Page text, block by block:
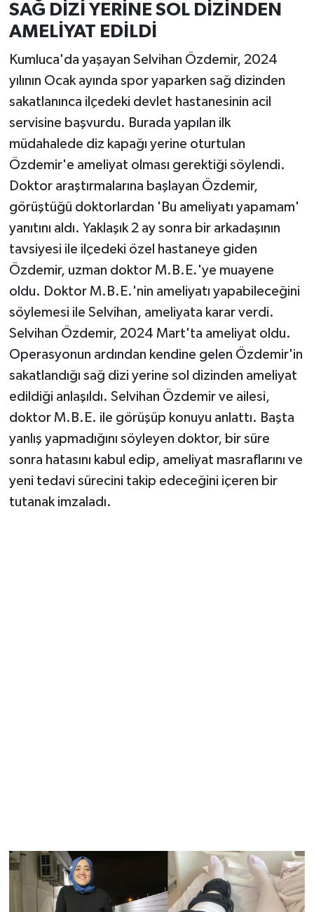
SAĞ DİZİ YERİNE SOL DİZİNDEN
AMELİYAT EDİLDİ
Kumluca'da yaşayan Selvihan Özdemir, 2024
yılının Ocak ayında spor yaparken sağ dizinden
sakatlanınca ilçedeki devlet hastanesinin acil
servisine başvurdu. Burada yapılan ilk
müdahalede diz kapağı yerine oturtulan
Özdemir'e ameliyat olması gerektiği söylendi.
Doktor araştırmalarına başlayan Özdemir,
görüştüğü doktorlardan 'Bu ameliyatı yapamam'
yanıtını aldı. Yaklaşık 2 ay sonra bir arkadaşının
tavsiyesi ile ilçedeki özel hastaneye giden
Özdemir, uzman doktor M.B.E.'ye muayene
oldu. Doktor M.B.E.'nin ameliyatı yapabileceğini
söylemesi ile Selvihan, ameliyata karar verdi.
Selvihan Özdemir, 2024 Mart'ta ameliyat oldu.
Operasyonun ardından kendine gelen Özdemir'in
sakatlandığı sağ dizi yerine sol dizinden ameliyat
edildiği anlaşıldı. Selvihan Özdemir ve ailesi,
doktor M.B.E. ile görüşüp konuyu anlattı. Başta
yanlış yapmadığını söyleyen doktor, bir süre
sonra hatasını kabul edip, ameliyat masraflarını ve
yeni tedavi sürecini takip edeceğini içeren bir
tutanak imzaladı.